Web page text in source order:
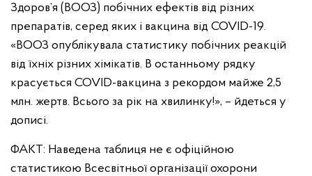
Здоров’я (ВООЗ) побічних ефектів від різних
препаратів, серед яких і вакцина від COVID-19.
«ВООЗ опублікувала статистику побічних реакцій
від їхніх різних хімікатів. В останньому рядку
красується COVID-вакцина з рекордом майже 2,5
млн. жертв. Всього за рік на хвилинку!», – йдеться у
дописі.
ФАКТ: Наведена таблиця не є офіційною
статистикою Всесвітньої організації охорони